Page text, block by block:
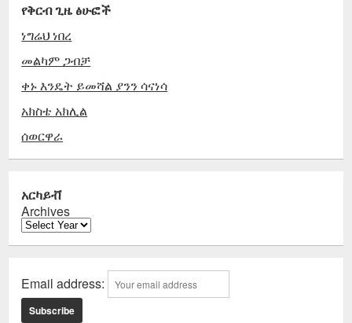
የቅርብ ጊዜ ፅሁፎች
ነግሬህ ነበረ
መልካም ጋብቻ
ቀኑ እንዴት ይመሻል ያንን ሳናነሳ
አክስቴ አክሊል
ሰወርዋራ
አርካይቭ
Archives
Email address: